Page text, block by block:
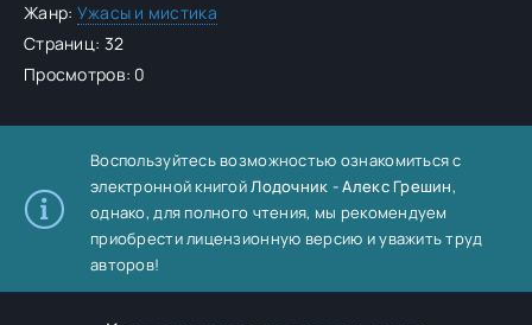
Жанр: Ужасы и мистика
Страниц: 32
Просмотров: 0
Воспользуйтесь возможностью ознакомиться с
электронной книгойЛодочник - Алекс Грешин,
однако, для полного чтения, мы рекомендуем
приобрести лицензионную версию и уважить труд
авторов!